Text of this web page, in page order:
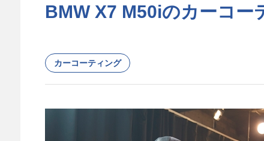
BMW X7 M50iのカーコー
カーコーティング